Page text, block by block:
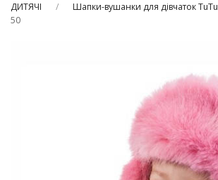
ДИТЯЧІ
Шапки-вушанки для дівчаток TuTu
50